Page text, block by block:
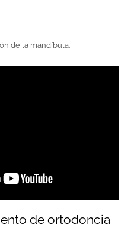
de la mandíbula.
de ortodoncia